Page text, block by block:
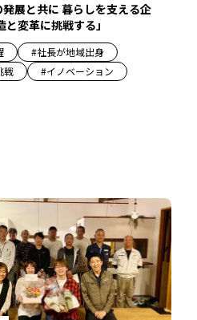
発展と共に 暮らしを支える企
変革に挑戦する」
#社長が地域出身
戦 #イノベーション